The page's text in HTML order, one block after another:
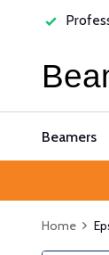
Beamers
Home